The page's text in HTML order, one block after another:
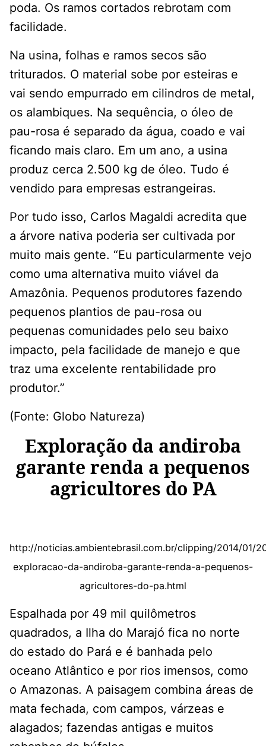
poda. Os ramos cortados rebrotam com
facilidade.
Na usina, folhas e ramos secos são
triturados. O material sobe por esteiras e
vai sendo empurrado em cilindros de metal,
os alambiques. Na sequência, o óleo de
pau-rosa é separado da água, coado e vai
ficando mais claro. Em um ano, a usina
produz cerca 2.500 kg de óleo. Tudo é
vendido para empresas estrangeiras.
Por tudo isso, Carlos Magaldi acredita que
a árvore nativa poderia ser cultivada por
muito mais gente. “Eu particularmente vejo
como uma alternativa muito viável da
Amazônia. Pequenos produtores fazendo
pequenos plantios de pau-rosa ou
pequenas comunidades pelo seu baixo
impacto, pela facilidade de manejo e que
traz uma excelente rentabilidade pro
produtor.”
(Fonte: Globo Natureza)
Exploração da andiroba
garante renda a pequenos
agricultores do PA
http://noticias.ambientebrasil.com.br/clipping/2014/01/
exploracao-da-andiroba-garante-renda-a-pequenos-
agricultores-do-pa.html
Espalhada por 49 mil quilômetros
quadrados, a Ilha do Marajó fica no norte
do estado do Pará e é banhada pelo
oceano Atlântico e por rios imensos, como
o Amazonas. A paisagem combina áreas de
mata fechada, com campos, várzeas e
alagados; fazendas antigas e muitos